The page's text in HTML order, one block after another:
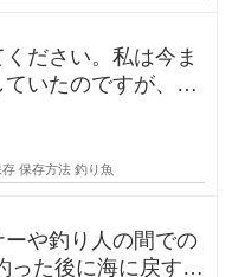
ださい。私は今ま
いたのですが、人
存 保存方法 釣り魚
や釣り人の間での